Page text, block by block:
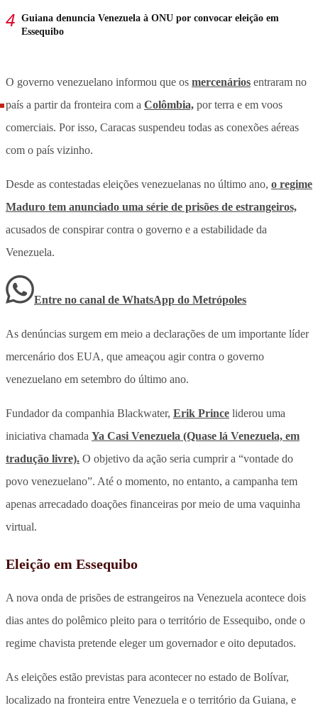
Guiana denuncia Venezuela à ONU por convocar eleição em
Essequibo
O governo venezuelano informou que os mercenários entraram no
país a partir da fronteira com a Colômbia, por terra e em voos
comerciais. Por isso, Caracas suspendeu todas as conexões aéreas
com o país vizinho.
Desde as contestadas eleições venezuelanas no último ano, o regime
Maduro tem anunciado uma série de prisões de estrangeiros,
acusados de conspirar contra o governo e a estabilidade da
Venezuela.
Entre no canal de WhatsApp do Metrópoles
As denúncias surgem em meio a declarações de um importante líder
mercenário dos EUA, que ameaçou agir contra o governo
venezuelano em setembro do último ano.
Fundador da companhia Blackwater, Erik Prince liderou uma
iniciativa chamada Ya Casi Venezuela (Quase lá Venezuela, em
tradução livre). O objetivo da ação seria cumprir a “vontade do
povo venezuelano”. Até o momento, no entanto, a campanha tem
apenas arrecadado doações financeiras por meio de uma vaquinha
virtual.
Eleição em Essequibo
A nova onda de prisões de estrangeiros na Venezuela acontece dois
dias antes do polêmico pleito para o território de Essequibo, onde o
regime chavista pretende eleger um governador e oito deputados.
As eleições estão previstas para acontecer no estado de Bolívar,
localizado na fronteira entre Venezuela e o território da Guiana, e